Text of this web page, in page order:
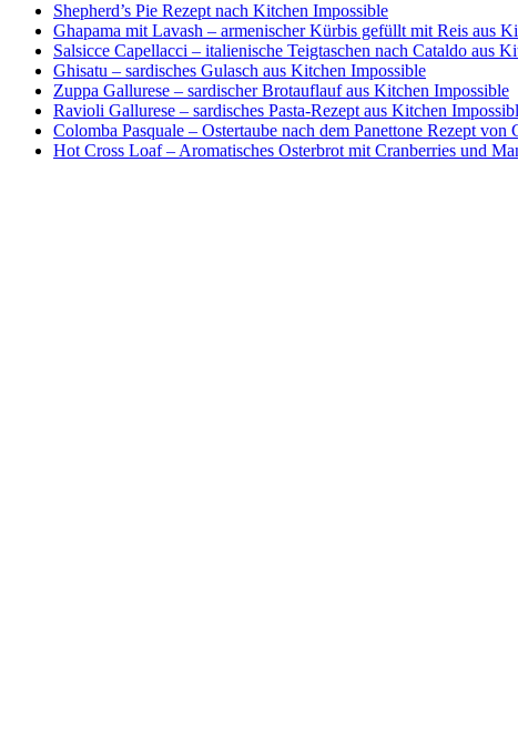
Shepherd’s Pie Rezept nach Kitchen Impossible
Ghapama mit Lavash – armenischer Kürbis gefüllt mit Reis aus
Salsicce Capellacci – italienische Teigtaschen nach Cataldo aus
Ghisatu – sardisches Gulasch aus Kitchen Impossible
Zuppa Gallurese – sardischer Brotauflauf aus Kitchen Impossible
Ravioli Gallurese – sardisches Pasta-Rezept aus Kitchen
Colomba Pasquale – Ostertaube nach dem Panettone Rezept von
Hot Cross Loaf – Aromatisches Osterbrot mit Cranberries und